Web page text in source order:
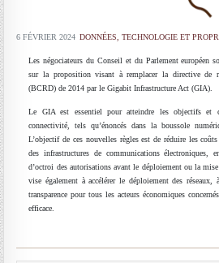
6 FÉVRIER 2024 DONNÉES, TECHNOLOGIE ET
Les négociateurs du Conseil et du Parlement européen
sur la proposition visant à remplacer la directive de
(BCRD) de 2014 par le Gigabit Infrastructure Act (GIA).
Le GIA est essentiel pour atteindre les objectifs et
connectivité, tels qu’énoncés dans la boussole
L’objectif de ces nouvelles règles est de réduire les
des infrastructures de communications électroniques,
d’octroi des autorisations avant le déploiement ou la
vise également à accélérer le déploiement des
transparence pour tous les acteurs économiques
efficace.